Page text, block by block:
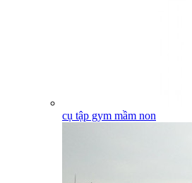
cụ tập gym mầm non